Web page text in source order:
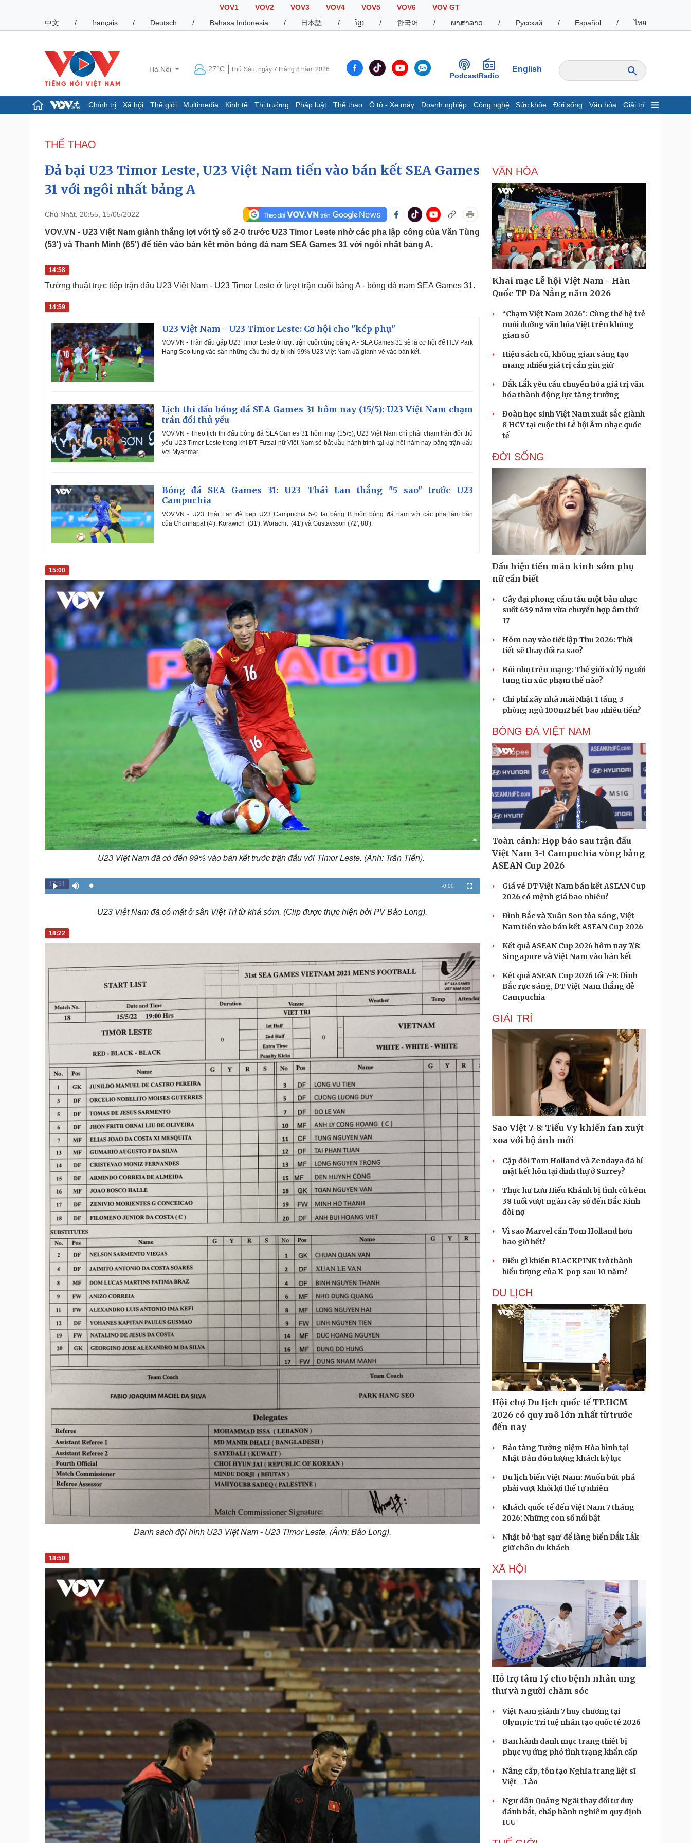
VOV1 VOV2 VOV3 VOV4 VOV5 VOV6
VOV GT
中文
/ français / Deutsch / Bahasa Indonesia / 日本語 / ខ្មែរ / 한국어 / ພາສາລາວ / Русский / Español / ไทย
Hà Nội 27°C Thứ Sáu, ngày 7 tháng 8 năm 2026
PodcastRadio
English
Chính trị Xã hội Thế giới Multimedia Kinh tế Thị trường Pháp luật Thể thao Ô tô - Xe máy Doanh nghiệp Công nghệ Sức khỏe Đời sống Văn hóa Giải trí
Đảng
Tổ chức nhân sự
Quốc hội
Nhận diện sự thật
Dấu ấn VOV
Việc làm
Biển đảo
Infographic
Giá cà phê
Pháp luật
Tin nóng
Tư vấn luật
Việt Nam
Phân tích
Thể thao
Lịch thi đấu bóng đá
Thế giới thể thao
Ô tô - Xe máy
Xe máy
Tư vấn
Doanh nghiệp
Thông tin doanh nghiệp
Doanh nghiệp 24h
Doanh nhân
Vì cộng đồng
Công nghệ
Sành điệu
Tin Công nghệ
Trải nghiệm
Chuyển đổi số
Sức khỏe
Cây thuốc
Nhi khoa
Nam khoa
Làm đẹp - giảm cân
Phòng mạch online
Ăn sạch sống khỏe
Đời sống
Văn hóa
Di sản
Giải trí
Du lịch
Podcast
Câu chuyện thời sự
Đọc truyện đêm khuya
Cửa sổ tình yêu
THỂ THAO
Đả bại U23 Timor Leste, U23 Việt Nam tiến vào bán kết SEA Games
31 với ngôi nhất bảng A
Chủ Nhật, 20:55, 15/05/2022
VOV.VN - U23 Việt Nam giành thắng lợi với tỷ số 2-0 trước U23 Timor Leste nhờ các pha lập công của Văn Tùng
(53') và Thanh Minh (65') để tiến vào bán kết môn bóng đá nam SEA Games 31 với ngôi nhất bảng A.
14:58
Tường thuật trực tiếp trận đấu U23 Việt Nam - U23 Timor Leste ở lượt trận cuối bảng A - bóng đá nam SEA Games 31.
14:59
U23 Việt Nam - U23 Timor Leste: Cơ hội cho "kép phụ"
VOV.VN - Trận đấu gặp U23 Timor Leste ở lượt trận cuối cùng bảng A - SEA Games 31 sẽ là cơ hội để HLV Park
Hang Seo tung vào sân những cầu thủ dự bị khi 99% U23 Việt Nam đã giành vé vào bán kết.
Lịch thi đấu bóng đá SEA Games 31 hôm nay (15/5): U23 Việt Nam chạm
trán đối thủ yếu
VOV.VN - Theo lịch thi đấu bóng đá SEA Games 31 hôm nay (15/5), U23 Việt Nam chỉ phải chạm trán đối thủ
yếu U23 Timor Leste trong khi ĐT Futsal nữ Việt Nam sẽ bắt đầu hành trình tại đại hôi năm nay bằng trận đấu
với Myanmar.
Bóng đá SEA Games 31: U23 Thái Lan thắng "5 sao" trước U23
Campuchia
VOV.VN - U23 Thái Lan đè bẹp U23 Campuchia 5-0 tại bảng B môn bóng đá nam với các pha làm bàn
của Chonnapat (4'), Korawich (31'), Worachit (41') và Gustavsson (72', 88').
15:00
U23 Việt Nam đã có đến 99% vào bán kết trước trận đấu với Timor Leste. (Ảnh: Trần Tiến).
17:51
P
l
M
u
L
o
R
n
n
m
e
-0:00
F
u
U23 Việt Nam đã có mặt ở sân Việt Trì từ khá sớm. (Clip được thực hiện bởi PV Bảo Long).
18:22
Danh sách đội hình U23 Việt Nam - U23 Timor Leste. (Ảnh: Bảo Long).
18:50
VĂN HÓA
Khai mạc Lễ hội Việt Nam - Hàn
Quốc TP Đà Nẵng năm 2026
“Chạm Việt Nam 2026”: Cùng thế hệ trẻ
nuôi dưỡng văn hóa Việt trên không
gian số
Hiệu sách cũ, không gian sáng tạo
mang nhiều giá trị cần gìn giữ
Đắk Lắk yêu cầu chuyển hóa giá trị văn
hóa thành động lực tăng trưởng
Đoàn học sinh Việt Nam xuất sắc giành
8 HCV tại cuộc thi Lễ hội Âm nhạc quốc
tế
ĐỜI SỐNG
Dấu hiệu tiền mãn kinh sớm phụ
nữ cần biết
Cây đại phong cầm tấu một bản nhạc
suốt 639 năm vừa chuyển hợp âm thứ
17
Hôm nay vào tiết lập Thu 2026: Thời
tiết sẽ thay đổi ra sao?
Bôi nhọ trên mạng: Thế giới xử lý người
tung tin xúc phạm thế nào?
Chi phí xây nhà mái Nhật 1 tầng 3
phòng ngủ 100m2 hết bao nhiêu tiền?
BÓNG ĐÁ VIỆT NAM
Toàn cảnh: Họp báo sau trận đấu
Việt Nam 3-1 Campuchia vòng bảng
ASEAN Cup 2026
Giá vé ĐT Việt Nam bán kết ASEAN Cup
2026 có mệnh giá bao nhiêu?
Đình Bắc và Xuân Son tỏa sáng, Việt
Nam tiến vào bán kết ASEAN Cup 2026
Kết quả ASEAN Cup 2026 hôm nay 7/8:
Singapore và Việt Nam vào bán kết
Kết quả ASEAN Cup 2026 tối 7-8: Đình
Bắc rực sáng, ĐT Việt Nam thắng dễ
Campuchia
GIẢI TRÍ
Sao Việt 7-8: Tiểu Vy khiến fan xuýt
xoa với bộ ảnh mới
Cặp đôi Tom Holland và Zendaya đã bí
mật kết hôn tại dinh thự ở Surrey?
Thực hư Lưu Hiểu Khánh bị tình cũ kém
38 tuổi vượt ngàn cây số đến Bắc Kinh
đòi nợ
Vì sao Marvel cần Tom Holland hơn
bao giờ hết?
Điều gì khiến BLACKPINK trở thành
biểu tượng của K-pop sau 10 năm?
DU LỊCH
Hội chợ Du lịch quốc tế TP.HCM
2026 có quy mô lớn nhất từ trước
đến nay
Bảo tàng Tưởng niệm Hòa bình tại
Nhật Bản đón lượng khách kỷ lục
Du lịch biển Việt Nam: Muốn bứt phá
phải vượt khỏi lợi thế tự nhiên
Khách quốc tế đến Việt Nam 7 tháng
2026: Những con số nổi bật
Nhặt bỏ 'hạt sạn' để làng biển Đắk Lắk
giữ chân du khách
XÃ HỘI
Hỗ trợ tâm lý cho bệnh nhân ung
thư và người chăm sóc
Việt Nam giành 7 huy chương tại
Olympic Trí tuệ nhân tạo quốc tế 2026
Ban hành danh mục trang thiết bị
phục vụ ứng phó tình trạng khẩn cấp
Nâng cấp, tôn tạo Nghĩa trang liệt sĩ
Việt - Lào
Ngư dân Quảng Ngãi thay đổi tư duy
đánh bắt, chấp hành nghiêm quy định
IUU